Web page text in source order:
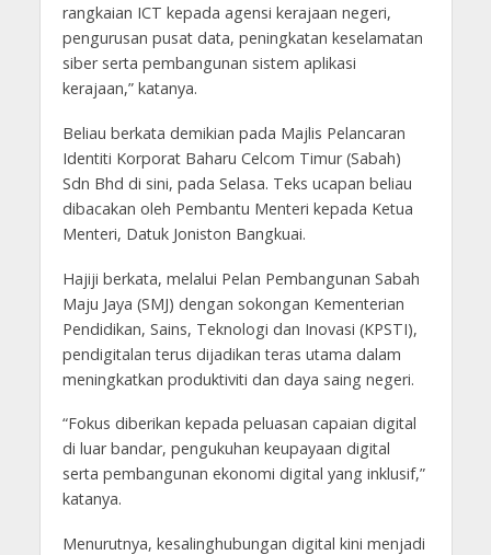
rangkaian ICT kepada agensi kerajaan negeri,
pengurusan pusat data, peningkatan keselamatan
siber serta pembangunan sistem aplikasi
kerajaan,” katanya.
Beliau berkata demikian pada Majlis Pelancaran
Identiti Korporat Baharu Celcom Timur (Sabah)
Sdn Bhd di sini, pada Selasa. Teks ucapan beliau
dibacakan oleh Pembantu Menteri kepada Ketua
Menteri, Datuk Joniston Bangkuai.
Hajiji berkata, melalui Pelan Pembangunan Sabah
Maju Jaya (SMJ) dengan sokongan Kementerian
Pendidikan, Sains, Teknologi dan Inovasi (KPSTI),
pendigitalan terus dijadikan teras utama dalam
meningkatkan produktiviti dan daya saing negeri.
“Fokus diberikan kepada peluasan capaian digital
di luar bandar, pengukuhan keupayaan digital
serta pembangunan ekonomi digital yang inklusif,”
katanya.
Menurutnya, kesalinghubungan digital kini menjadi